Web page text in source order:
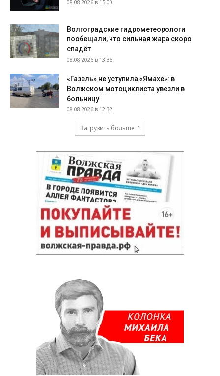
08.08.2026 в 15:00
Волгоградские гидрометеорологи
пообещали, что сильная жара скоро
спадёт
08.08.2026 в 13:36
«Газель» не уступила «Ямахе»: в
Волжском мотоциклиста увезли в
больницу
08.08.2026 в 12:32
Загрузить больше